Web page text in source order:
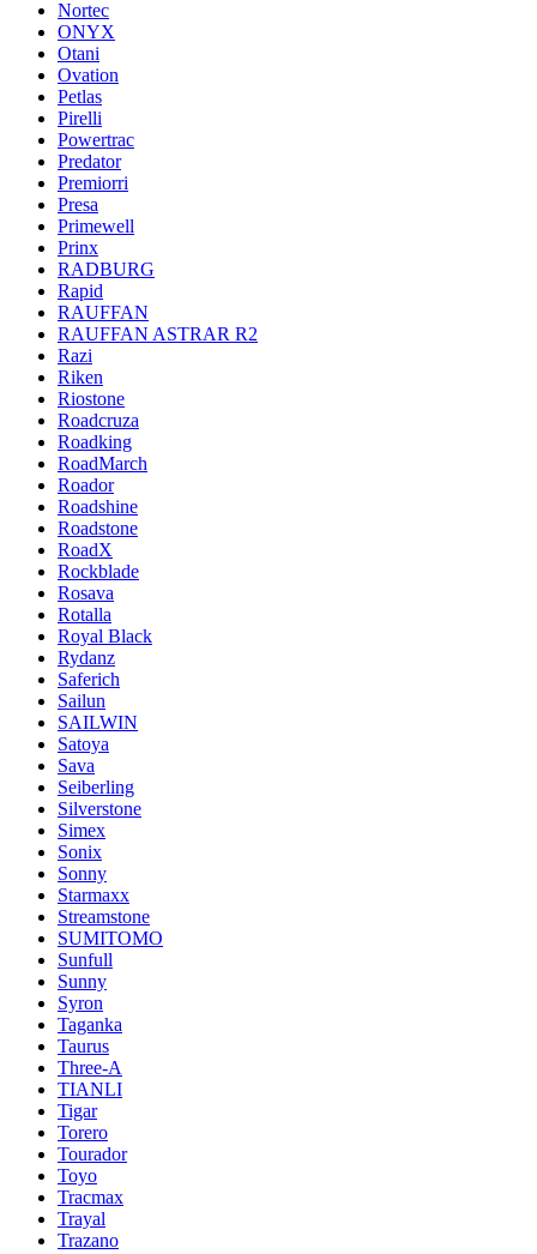
Nortec
ONYX
Otani
Ovation
Petlas
Pirelli
Powertrac
Predator
Premiorri
Presa
Primewell
Prinx
RADBURG
Rapid
RAUFFAN
RAUFFAN ASTRAR R2
Razi
Riken
Riostone
Roadcruza
Roadking
RoadMarch
Roador
Roadshine
Roadstone
RoadX
Rockblade
Rosava
Rotalla
Royal Black
Rydanz
Saferich
Sailun
SAILWIN
Satoya
Sava
Seiberling
Silverstone
Simex
Sonix
Sonny
Starmaxx
Streamstone
SUMITOMO
Sunfull
Sunny
Syron
Taganka
Taurus
Three-A
TIANLI
Tigar
Torero
Tourador
Toyo
Tracmax
Trayal
Trazano